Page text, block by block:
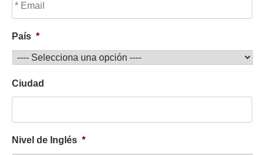
País *
Ciudad
Nivel de Inglés *